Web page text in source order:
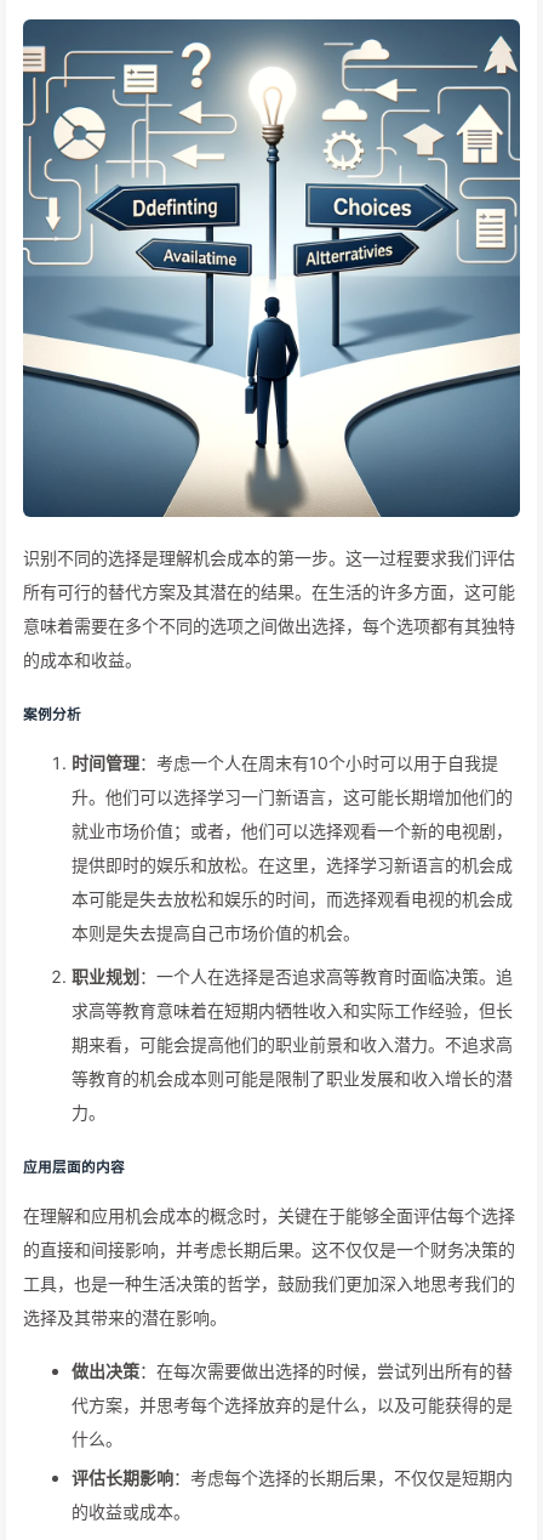
识别不同的选择是理解机会成本的第一步。这一过程要求我们评估
所有可行的替代方案及其潜在的结果。在生活的许多方面，这可能
意味着需要在多个不同的选项之间做出选择，每个选项都有其独特
的成本和收益。
案例分析
时间管理：考虑一个人在周末有10个小时可以用于自我提
升。他们可以选择学习一门新语言，这可能长期增加他们的
就业市场价值；或者，他们可以选择观看一个新的电视剧，
提供即时的娱乐和放松。在这里，选择学习新语言的机会成
本可能是失去放松和娱乐的时间，而选择观看电视的机会成
本则是失去提高自己市场价值的机会。
职业规划 ：一个人在选择是否追求高等教育时面临决策。追
求高等教育意味着在短期内牺牲收入和实际工作经验，但长
期来看，可能会提高他们的职业前景和收入潜力。不追求高
等教育的机会成本则可能是限制了职业发展和收入增长的潜
力。
应用层面的内容
在理解和应用机会成本的概念时，关键在于能够全面评估每个选择
的直接和间接影响，并考虑长期后果。这不仅仅是一个财务决策的
工具，也是一种生活决策的哲学，鼓励我们更加深入地思考我们的
选择及其带来的潜在影响。
做出决策：在每次需要做出选择的时候，尝试列出所有的替
代方案，并思考每个选择放弃的是什么，以及可能获得的是
什么。
评估长期影响：考虑每个选择的长期后果，不仅仅是短期内
的收益或成本。